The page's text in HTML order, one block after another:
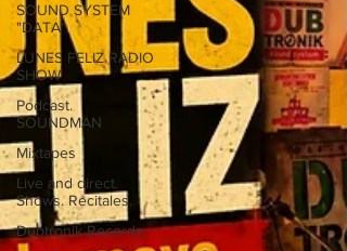
SOUND SYSTEM
"DATA"
LUNES FELIZ RADIO
SHOW
Podcast.
SOUNDMAN
Mixtapes
Live and direct.
Shows. Recitales.
Dubtronik Records